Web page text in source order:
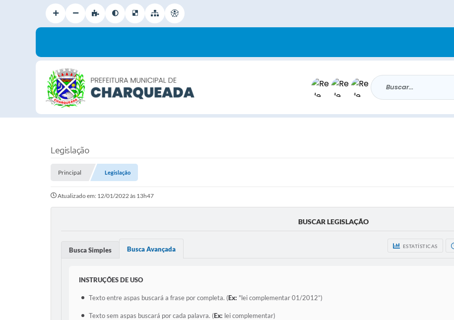
Buscar...
Legislação
Principal Legislação
Atualizado em: 12/01/2022 às 13h47
BUSCAR LEGISLAÇÃO
ESTATÍSTICAS
Busca Simples Busca Avançada
INSTRUÇÕES DE USO
Texto entre aspas buscará a frase por completa. (Ex: "lei complementar 01/2012”)
Texto sem aspas buscará por cada palavra. (Ex: lei complementar)